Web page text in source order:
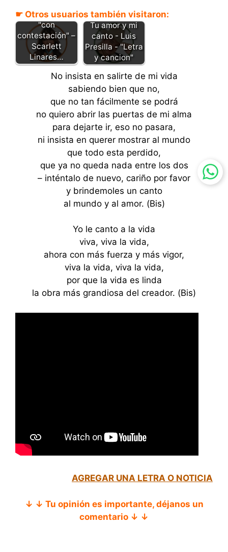
☛ Otros usuarios también visitaron:
En carne viva
"con
contestación" –
Scarlett
Linares…
Tu amor y mi
canto - Luis
Presilla - "Letra
y cancion"
No insista en salirte de mi vida
sabiendo bien que no,
que no tan fácilmente se podrá
no quiero abrir las puertas de mi alma
para dejarte ir, eso no pasara,
ni insista en querer mostrar al mundo
que todo esta perdido,
que ya no queda nada entre los dos
– inténtalo de nuevo, cariño por favor
y brindemoles un canto
al mundo y al amor. (Bis)
Yo le canto a la vida
viva, viva la vida,
ahora con más fuerza y más vigor,
viva la vida, viva la vida,
por que la vida es linda
la obra más grandiosa del creador. (Bis)
AGREGAR UNA LETRA O NOTICIA
↓ ↓ Tu opinión es importante, déjanos un
comentario ↓ ↓